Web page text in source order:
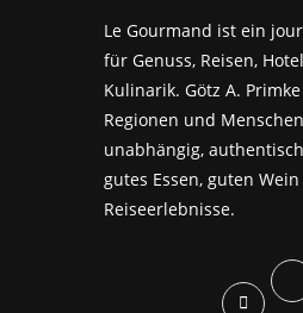
Le Gourmand ist ein
für Genuss, Reisen,
Kulinarik. Götz A.
Regionen und
unabhängig,
gutes Essen, guten
Reiseerlebnisse.